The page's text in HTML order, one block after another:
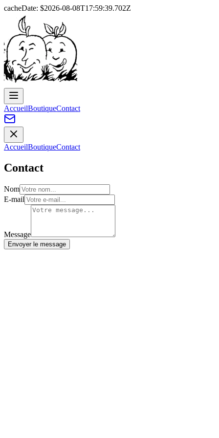
cacheDate: $2026-08-08T17:59:39.702Z
AccueilBoutiqueContact
AccueilBoutiqueContact
Contact
Nom
E-mail
Message
Envoyer le message